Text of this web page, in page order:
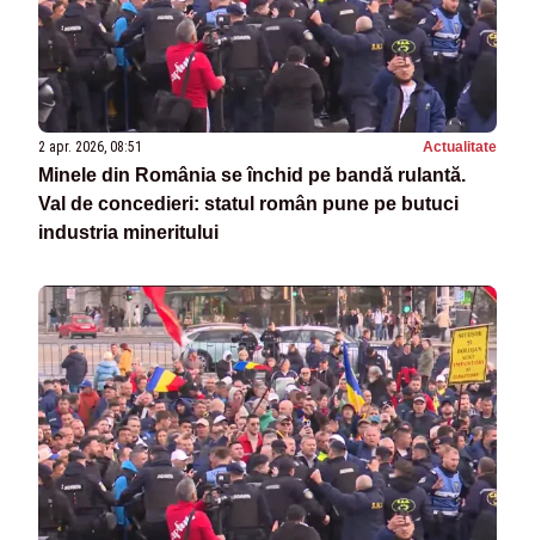
2 apr. 2026, 08:51 Actualitate
Minele din România se închid pe bandă rulantă.
Val de concedieri: statul român pune pe butuci
industria mineritului